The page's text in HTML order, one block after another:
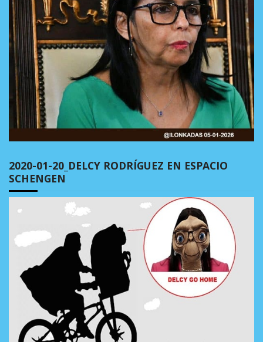
2020-01-20_DELCY RODRÍGUEZ EN ESPACIO
SCHENGEN